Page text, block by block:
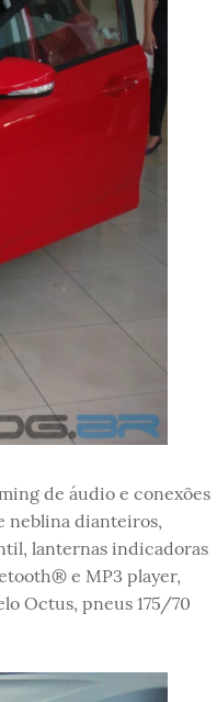
de áudio e conexões
neblina dianteiros,
lanternas indicadoras
e MP3 player,
Octus, pneus 175/70